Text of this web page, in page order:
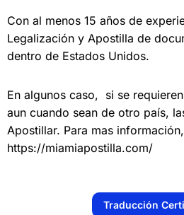
Con al menos 15 años de
Legalización y Apostilla de
dentro de Estados Unidos.
En algunos caso, si se
aun cuando sean de otro país,
Apostillar. Para mas
https://miamiapostilla.com/
Traducción